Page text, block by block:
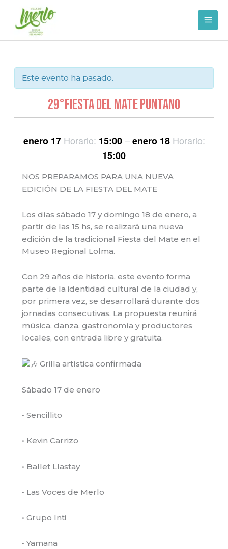
contenido
Este evento ha pasado.
29°FIESTA DEL MATE PUNTANO
enero 17 Horario: 15:00–enero 18 Horario:
15:00
NOS PREPARAMOS PARA UNA NUEVA
EDICIÓN DE LA FIESTA DEL MATE
Los días sábado 17 y domingo 18 de enero, a
partir de las 15 hs, se realizará una nueva
edición de la tradicional Fiesta del Mate en el
Museo Regional Lolma.
Con 29 años de historia, este evento forma
parte de la identidad cultural de la ciudad y,
por primera vez, se desarrollará durante dos
jornadas consecutivas. La propuesta reunirá
música, danza, gastronomía y productores
locales, con entrada libre y gratuita.
Grilla artística confirmada
Sábado 17 de enero
• Sencillito
• Kevin Carrizo
• Ballet Llastay
• Las Voces de Merlo
• Grupo Inti
• ⁠Yamana